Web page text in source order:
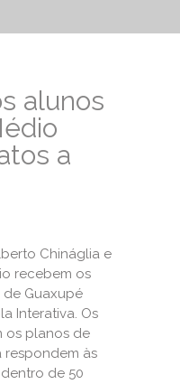
alunos
a
Chináglia e
recebem os
Guaxupé
Interativa. Os
os planos de
respondem às
de 50